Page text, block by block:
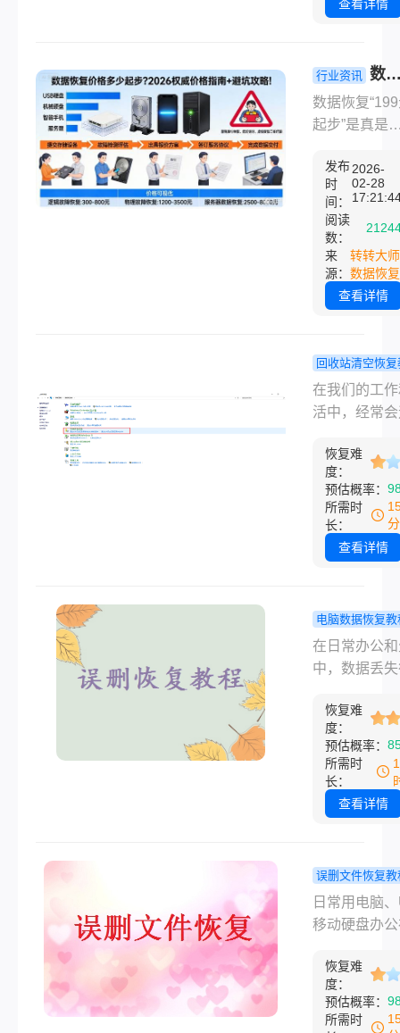
删除或清空
后，系统只
件占用的磁
标记为"可覆
际数据还在
位置，直到
写入将其覆
就给了我们
机会。本文
从简单到复
免费到付费
序，介绍几个
删除了怎么
方法，你可
自己的情况
查看详情
行业资讯 数
恢复价格多
起步？2026
+避坑攻略
数据恢复
起步”是真是
析价格构成逻
辑，提供硬
手机/服务器
10+场景真实
价（附2026
场调研数据
揭露低价陷
点提供：误删
除/误格式化
逻辑故障的
转转大师数
复软件详细
指南，助您
高效挽回数
避免花冤枉
发布
时
间：
2026-
02-28
阅读
数：
来
源：
转转大师
数据恢复
查看详情
回收站清空恢
回收站清空
能找回文件
试试！
在我们的工
活中，经常
况。有时候
将文件放入
站，然后清
站，这些文
已经被彻底
我们还是有
复这些被彻
的文件。那
删除回收站
么恢复呢？
介绍三种简
的方法，帮
复彻底删除
站文件。
恢复难
度：
预估概率：
所需时
长：
查看详情
电脑数据恢复教
件覆盖了怎
复原来的文
专业软件实
南！
在日常办公
中，数据丢
论是误删重
档，还是不
式化了存有
片的U盘，
措手不及。
覆盖了怎么
来的文件，
找误删数据
措施。本文
Windows和
系统底层原
合权威技术
为大家详细
恢复难
度：
预估概率：
所需时
长：
查看详情
误删文件恢复教
件不小心永
除了还有救
办法！
日常用电脑
移动硬盘办
过文件永久
情况，要么
按了
恢复难
度：
预估概率：
所需时